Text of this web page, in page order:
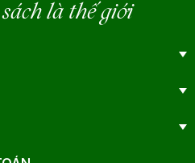
là thế giới